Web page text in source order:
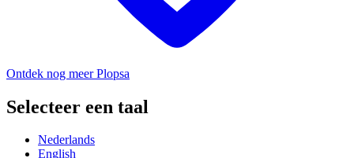
Ontdek nog meer Plopsa
Selecteer een taal
Nederlands
English